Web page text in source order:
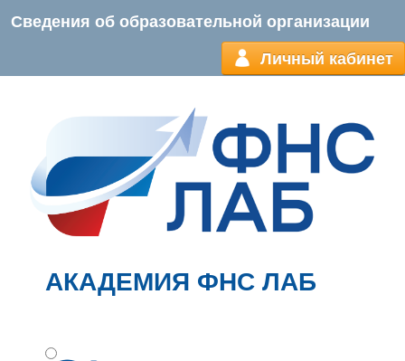
Сведения об образовательной организации
Личный кабинет
АКАДЕМИЯ ФНС ЛАБ